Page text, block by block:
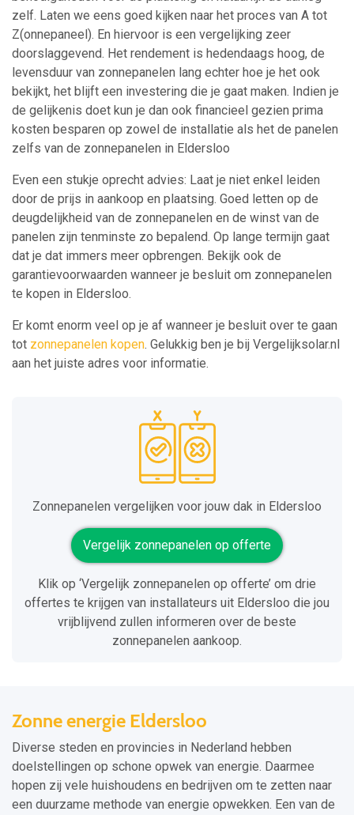
zelf. Laten we eens goed kijken naar het proces van A tot
Z(onnepaneel). En hiervoor is een vergelijking zeer
doorslaggevend. Het rendement is hedendaags hoog, de
levensduur van zonnepanelen lang echter hoe je het ook
bekijkt, het blijft een investering die je gaat maken. Indien je
de gelijkenis doet kun je dan ook financieel gezien prima
kosten besparen op zowel de installatie als het de panelen
zelfs van de zonnepanelen in Eldersloo
Even een stukje oprecht advies: Laat je niet enkel leiden
door de prijs in aankoop en plaatsing. Goed letten op de
deugdelijkheid van de zonnepanelen en de winst van de
panelen zijn tenminste zo bepalend. Op lange termijn gaat
dat je dat immers meer opbrengen. Bekijk ook de
garantievoorwaarden wanneer je besluit om zonnepanelen
te kopen in Eldersloo.
Er komt enorm veel op je af wanneer je besluit over te gaan
tot zonnepanelen kopen. Gelukkig ben je bij Vergelijksolar.nl
aan het juiste adres voor informatie.
Zonnepanelen vergelijken voor jouw dak in Eldersloo
Vergelijk zonnepanelen op offerte
Klik op ‘Vergelijk zonnepanelen op offerte’ om drie
offertes te krijgen van installateurs uit Eldersloo die jou
vrijblijvend zullen informeren over de beste
zonnepanelen aankoop.
Zonne energie Eldersloo
Diverse steden en provincies in Nederland hebben
doelstellingen op schone opwek van energie. Daarmee
hopen zij vele huishoudens en bedrijven om te zetten naar
een duurzame methode van energie opwekken. Een van de